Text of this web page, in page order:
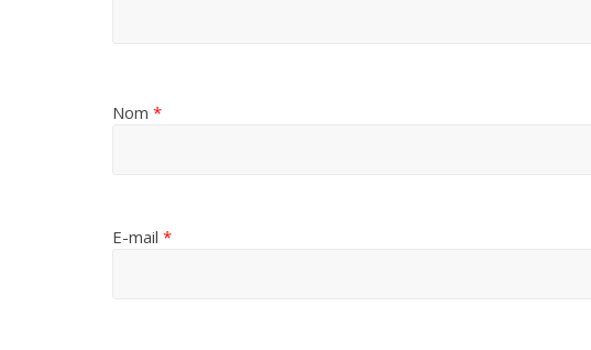
Nom *
E-mail *